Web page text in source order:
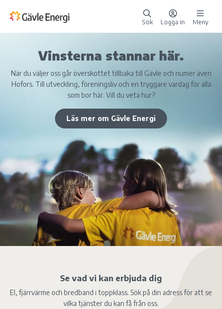
Sök Logga in Meny
Vinsterna stannar här.
När du väljer oss går överskottet tillbaka till Gävle och numer även
Hofors. Till utveckling, föreningsliv och en tryggare vardag för alla
som bor här. Vill du veta hur?
Läs mer om Gävle Energi
Se vad vi kan erbjuda dig
El, fjärrvärme och bredband i toppklass. Sök på din adress för att se
vilka tjänster du kan få från oss.